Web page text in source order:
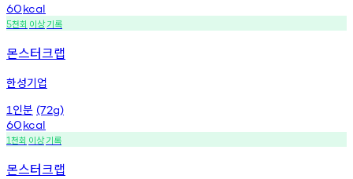
60kcal
5천회 이상기록
몬스터크랩
한성기업
1 인분 (72g)
60kcal
1천회 이상기록
몬스터크랩